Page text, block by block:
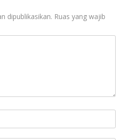
dipublikasikan. Ruas yang wajib